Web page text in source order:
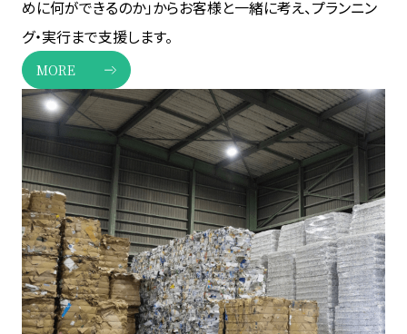
めに何ができるのか」からお客様と一緒に考え、プランニン
グ・実行まで支援します。
MORE